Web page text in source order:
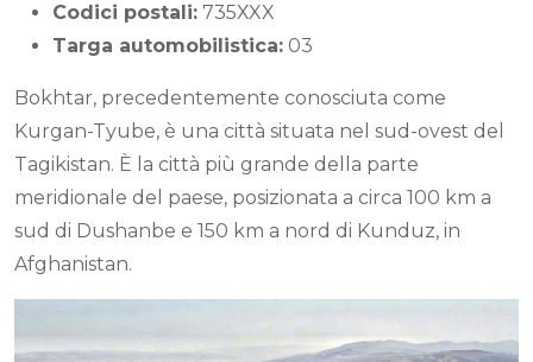
Codici postali: 735ХXX
Targa automobilistica: 03
Bokhtar, precedentemente conosciuta come
Kurgan-Tyube, è una città situata nel sud-ovest del
Tagikistan. È la città più grande della parte
meridionale del paese, posizionata a circa 100 km a
sud di Dushanbe e 150 km a nord di Kunduz, in
Afghanistan.